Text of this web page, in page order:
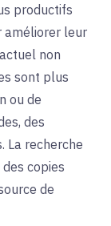
productifs
améliorer leur
non
sont plus
ou de
des
La recherche
copies
de